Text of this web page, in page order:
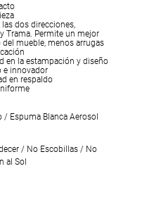
las dos direcciones,
Trama. Permite un mejor
mueble, menos arrugas
en la estampación y diseño
e innovador
en respaldo
/ Espuma Blanca Aerosol
/ No Escobillas / No
al Sol